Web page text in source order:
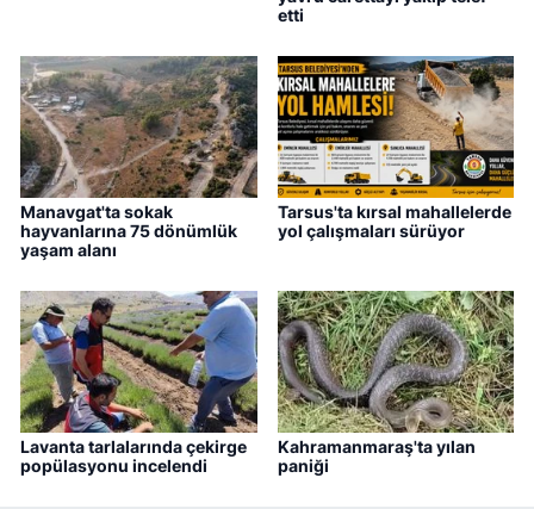
etti
Manavgat'ta sokak
hayvanlarına 75 dönümlük
yaşam alanı
Tarsus'ta kırsal mahallelerde
yol çalışmaları sürüyor
Lavanta tarlalarında çekirge
popülasyonu incelendi
Kahramanmaraş'ta yılan
paniği